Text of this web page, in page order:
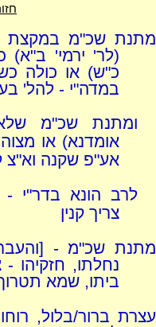
מתנת שכ"מ במקצת
(לר' ירמי' ב"א)
כ"ש) או כולה
במדה"י - להל' בעי
ומתנת שכ"מ
אומדנא) או
אע"פ שקנה וא"צ
לרב הונא בדר"י
צריך קנין
מתנת שכ"מ -
נחלתו, חזקיהו -
ביתו, שמא
עצרת ברור/בלול,